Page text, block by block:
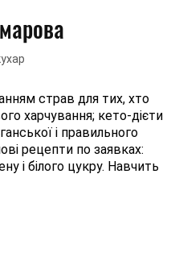
страв для тих, хто
харчування; кето-дієти
і правильного
рецепти по заявках:
і білого цукру. Навчить